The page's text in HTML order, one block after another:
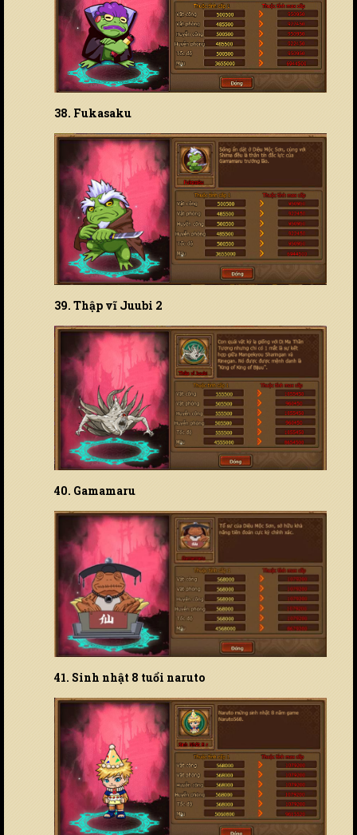
38. Fukasaku
39. Thập vĩ Juubi 2
40. Gamamaru
41. Sinh nhật 8 tuổi naruto